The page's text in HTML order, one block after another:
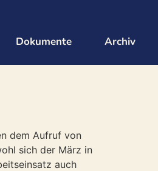
Dokumente Archiv
dem Aufruf von
sich der März in
auch